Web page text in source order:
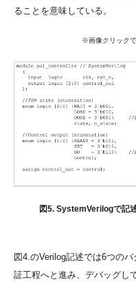
ることを意味している。
※画像クリックで
図5. SystemVerilogで記
図4.のVerilog記述では6つの
証工程へと進み、デバッグし